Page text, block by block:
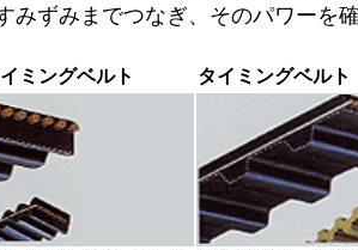
みずみまでつなぎ、そのパワーを
ミングベルト タイミングベルト